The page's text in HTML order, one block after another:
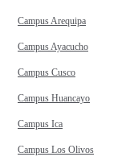
Campus Arequipa
Campus Ayacucho
Campus Cusco
Campus Huancayo
Campus Ica
Campus Los Olivos